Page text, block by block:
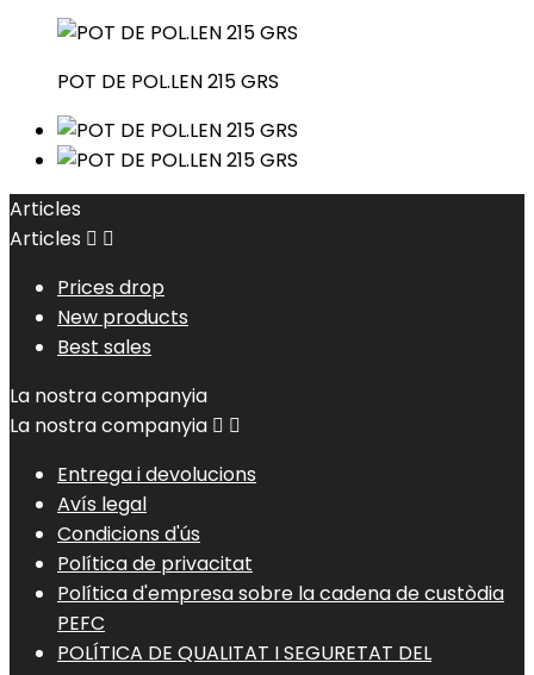
POT DE POL.LEN 215 GRS
Articles
Articles  
Prices drop
New products
Best sales
La nostra companyia
La nostra companyia  
Entrega i devolucions
Avís legal
Condicions d'ús
Política de privacitat
Política d'empresa sobre la cadena de custòdia
PEFC
POLÍTICA DE QUALITAT I SEGURETAT DEL